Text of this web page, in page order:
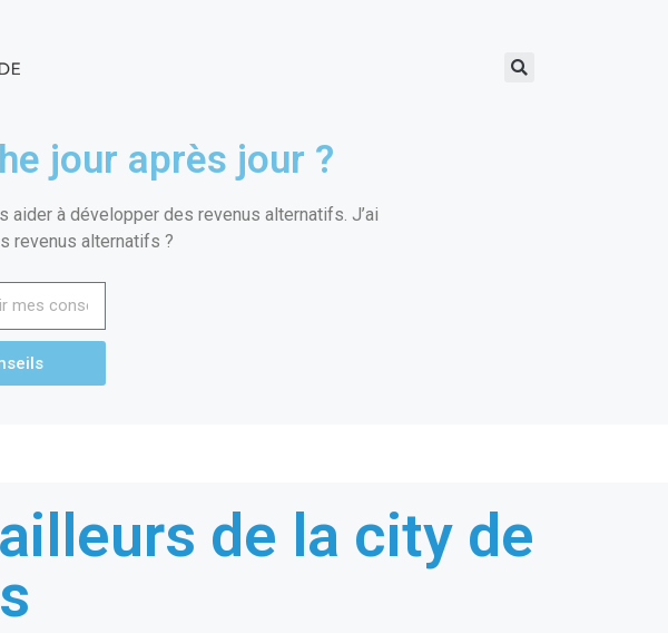
jour après jour ?
aider à développer des revenus alternatifs. J’ai
revenus alternatifs ?
de la city de